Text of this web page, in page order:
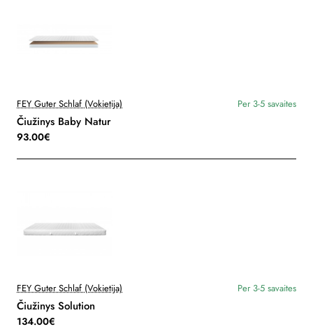
FEY Guter Schlaf (Vokietija) Per 3-5 savaites
Čiužinys Baby Natur
93.00€
FEY Guter Schlaf (Vokietija) Per 3-5 savaites
Čiužinys Solution
134.00€